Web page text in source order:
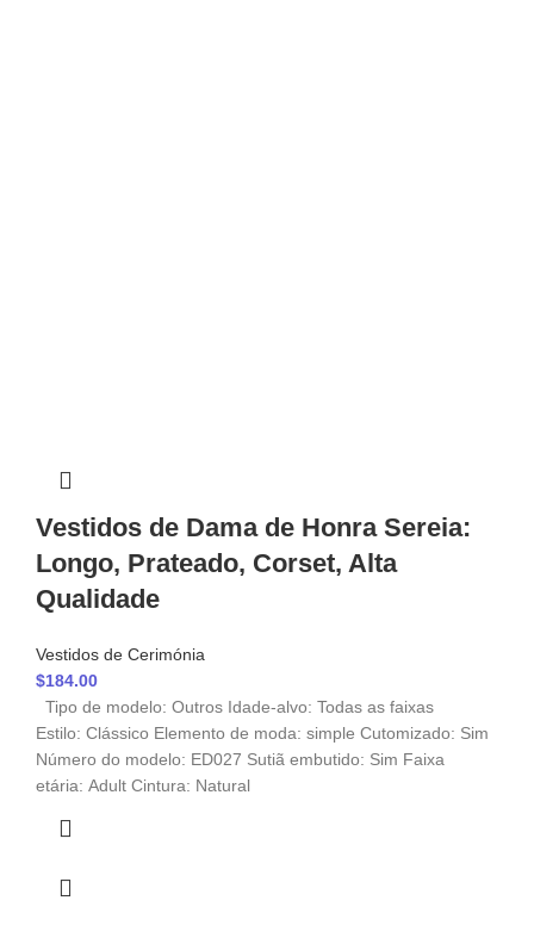
Vestidos de Dama de Honra Sereia:
Longo, Prateado, Corset, Alta
Qualidade
Vestidos de Cerimónia
$184.00
Tipo de modelo: Outros Idade-alvo: Todas as faixas
Estilo: Clássico Elemento de moda: simple Cutomizado: Sim
Número do modelo: ED027 Sutiã embutido: Sim Faixa
etária: Adult Cintura: Natural